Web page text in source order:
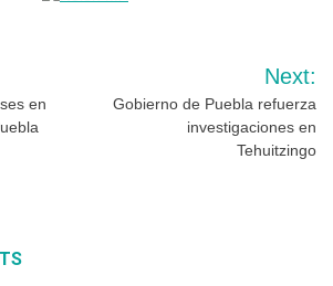
en
Next:
Gobierno de Puebla refuerza
investigaciones en
Tehuitzingo